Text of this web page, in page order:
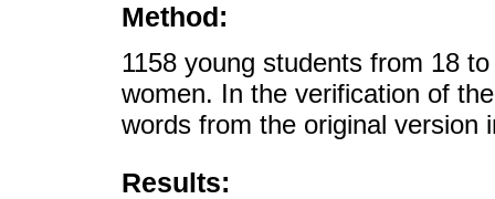
Method:
1158 young students from 18
women. In the verification of
words from the original version
Results: